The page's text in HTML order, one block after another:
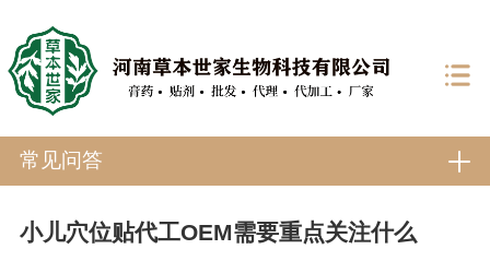
常见问答
小儿穴位贴代工OEM需要重点关注什么